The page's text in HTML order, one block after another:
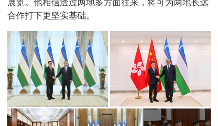
展览。他相信透过两地多方面往来，将可为两地长远
合作打下更坚实基础。